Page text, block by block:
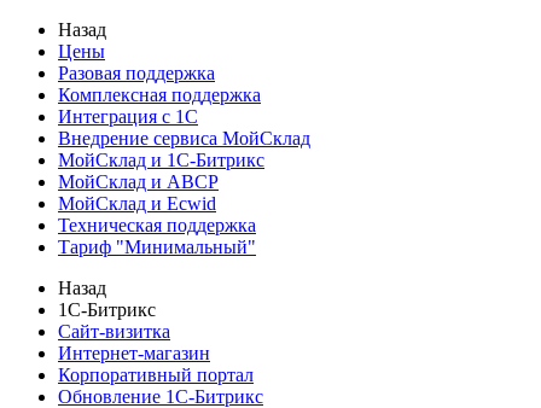
Назад
Цены
Разовая поддержка
Комплексная поддержка
Интеграция с 1С
Внедрение сервиса МойСклад
МойСклад и 1С-Битрикс
МойСклад и ABCP
МойСклад и Ecwid
Техническая поддержка
Тариф "Минимальный"
Назад
1С-Битрикс
Сайт-визитка
Интернет-магазин
Корпоративный портал
Обновление 1С-Битрикс